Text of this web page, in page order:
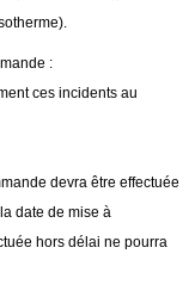
:
ces incidents au
devra être effectuée
date de mise à
hors délai ne pourra